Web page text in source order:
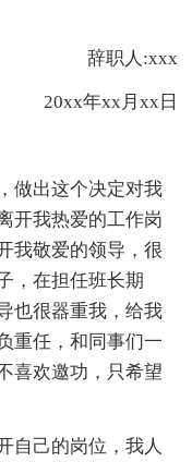
辞职人:xxx
20xx年xx月xx日
做出这个决定对我
开我热爱的工作岗
我敬爱的领导，很
，在担任班长期
也很器重我，给我
重任，和同事们一
喜欢邀功，只希望
自己的岗位，我人